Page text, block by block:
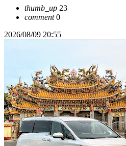
thumb_up 23
comment0
2026/08/09 20:55